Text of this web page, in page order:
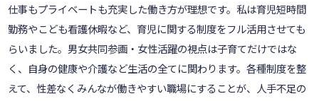
仕事もプライベートも充実した働き方が理想です。私は育児短時間
勤務やこども看護休暇など、育児に関する制度をフル活用させても
らいました。男女共同参画・女性活躍の視点は子育てだけではな
く、自身の健康や介護など生活の全てに関わります。各種制度を整
えて、性差なくみんなが働きやすい職場にすることが、人手不足の